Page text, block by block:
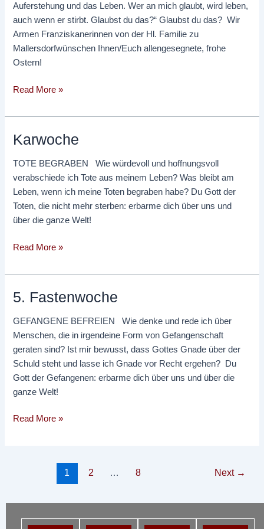
Auferstehung und das Leben. Wer an mich glaubt, wird leben,
auch wenn er stirbt. Glaubst du das?“ Glaubst du das? Wir
Armen Franziskanerinnen von der Hl. Familie zu
Mallersdorfwünschen Ihnen/Euch allengesegnete, frohe
Ostern!
Read More »
Karwoche
TOTE BEGRABEN Wie würdevoll und hoffnungsvoll
verabschiede ich Tote aus meinem Leben? Was bleibt am
Leben, wenn ich meine Toten begraben habe? Du Gott der
Toten, die nicht mehr sterben: erbarme dich über uns und
über die ganze Welt!
Karwoche
Read More »
5. Fastenwoche
GEFANGENE BEFREIEN Wie denke und rede ich über
Menschen, die in irgendeine Form von Gefangenschaft
geraten sind? Ist mir bewusst, dass Gottes Gnade über der
Schuld steht und lasse ich Gnade vor Recht ergehen? Du
Gott der Gefangenen: erbarme dich über uns und über die
ganze Welt!
5.
Read More »
1 2 … 8 Next →